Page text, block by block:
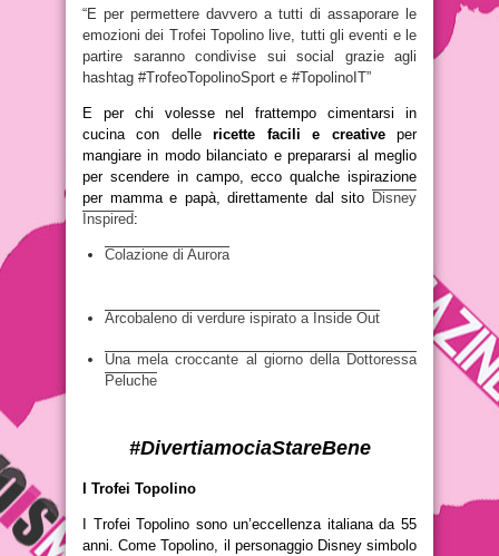
“E per permettere davvero a tutti di assaporare le
emozioni dei ‪Trofei Topolino live, tutti gli eventi e le
partire saranno condivise sui social grazie agli
hashtag #‎TrofeoTopolinoSport e #TopolinoIT”
E per chi volesse nel frattempo cimentarsi in
cucina con dellericette facili e creativeper
mangiare in modo bilanciato e prepararsi al meglio
per scendere in campo, ecco qualche ispirazione
per mamma e papà, direttamente dal sito Disney
Inspired:
Colazione di Aurora
Arcobaleno di verdure ispirato a Inside Out
Una mela croccante al giorno della Dottoressa
Peluche
#DivertiamociaStareBene
I Trofei Topolino
I Trofei Topolino sono un’eccellenza italiana da 55
anni. Come Topolino, il personaggio Disney simbolo